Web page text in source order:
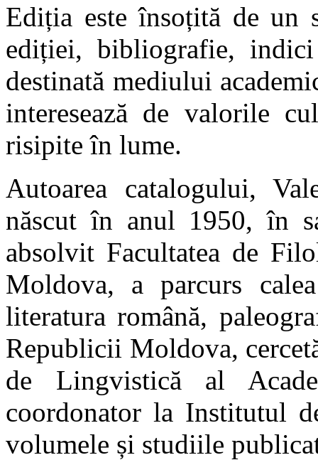
Ediția este însoțită de un
ediției, bibliografie,
destinată mediului
interesează de valorile
risipite în lume.
Autoarea catalogului,
născut în anul 1950, în
absolvit Facultatea de
Moldova, a parcurs
literatura română,
Republicii Moldova,
de Lingvistică al
coordonator la Institutul
volumele și studiile